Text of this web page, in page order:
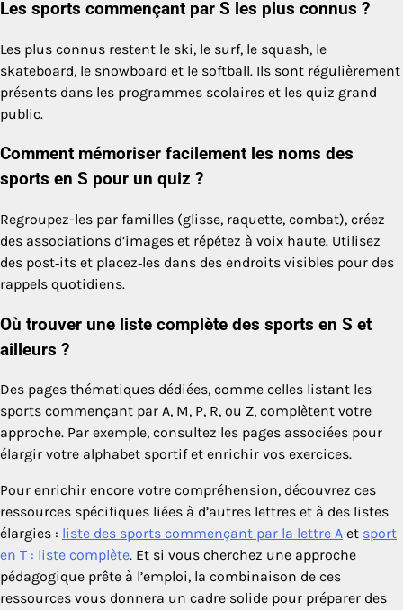
Les sports commençant par S les plus connus ?
Les plus connus restent le ski, le surf, le squash, le
skateboard, le snowboard et le softball. Ils sont régulièrement
présents dans les programmes scolaires et les quiz grand
public.
Comment mémoriser facilement les noms des
sports en S pour un quiz ?
Regroupez-les par familles (glisse, raquette, combat), créez
des associations d’images et répétez à voix haute. Utilisez
des post‑its et placez‑les dans des endroits visibles pour des
rappels quotidiens.
Où trouver une liste complète des sports en S et
ailleurs ?
Des pages thématiques dédiées, comme celles listant les
sports commençant par A, M, P, R, ou Z, complètent votre
approche. Par exemple, consultez les pages associées pour
élargir votre alphabet sportif et enrichir vos exercices.
Pour enrichir encore votre compréhension, découvrez ces
ressources spécifiques liées à d’autres lettres et à des listes
élargies : liste des sports commençant par la lettre A et sport
en T : liste complète. Et si vous cherchez une approche
pédagogique prête à l’emploi, la combinaison de ces
ressources vous donnera un cadre solide pour préparer des